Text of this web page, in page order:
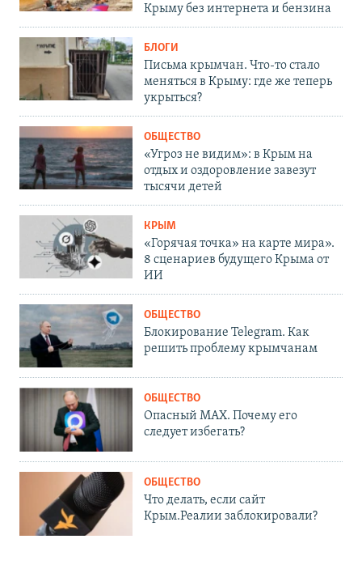
Крыму без интернета и бензина
БЛОГИ
Письма крымчан. Что-то стало
меняться в Крыму: где же теперь
укрыться?
ОБЩЕСТВО
«Угроз не видим»: в Крым на
отдых и оздоровление завезут
тысячи детей
КРЫМ
«Горячая точка» на карте мира».
8 сценариев будущего Крыма от
ИИ
ОБЩЕСТВО
Блокирование Telegram. Как
решить проблему крымчанам
ОБЩЕСТВО
Опасный MAX. Почему его
следует избегать?
ОБЩЕСТВО
Что делать, если сайт
Крым.Реалии заблокировали?